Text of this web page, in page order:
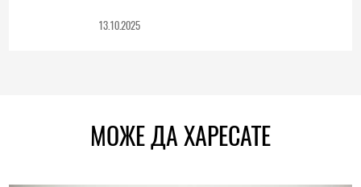
13.10.2025
МОЖЕ ДА ХАРЕСАТЕ